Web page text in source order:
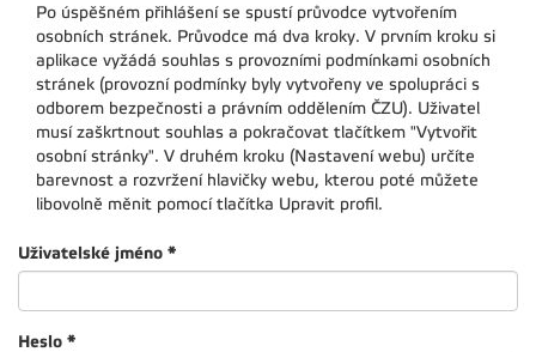
Po úspěšném přihlášení se spustí průvodce vytvořením
osobních stránek. Průvodce má dva kroky. V prvním kroku si
aplikace vyžádá souhlas s provozními podmínkami osobních
stránek (provozní podmínky byly vytvořeny ve spolupráci s
odborem bezpečnosti a právním oddělením ČZU). Uživatel
musí zaškrtnout souhlas a pokračovat tlačítkem "Vytvořit
osobní stránky". V druhém kroku (Nastavení webu) určíte
barevnost a rozvržení hlavičky webu, kterou poté můžete
libovolně měnit pomocí tlačítka Upravit profil.
Uživatelské jméno *
Heslo *